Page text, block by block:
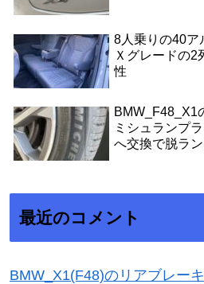
8人乗りの40ア
Ｘグレードの2
性
BMW_F48_X1
ミシュランプ
へ交換で脱ラ
最近のコメント
BMW_X1(F48)のリアブレー